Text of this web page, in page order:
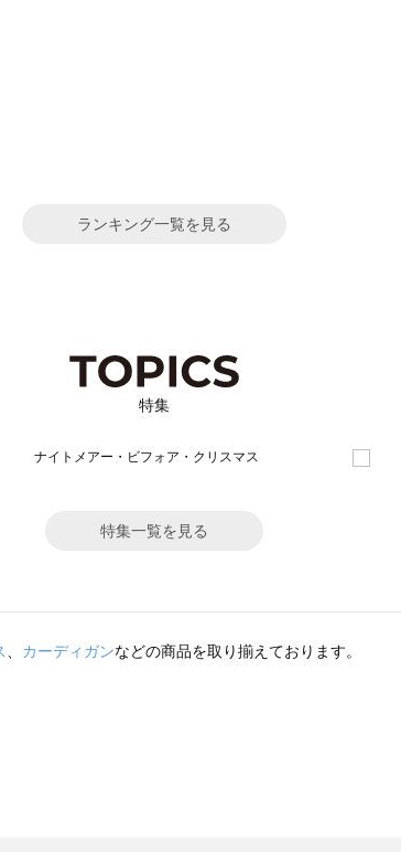
ランキング一覧を見る
特集
特集一覧を見る
、 カーディガンなどの商品を取り揃えております。
一覧